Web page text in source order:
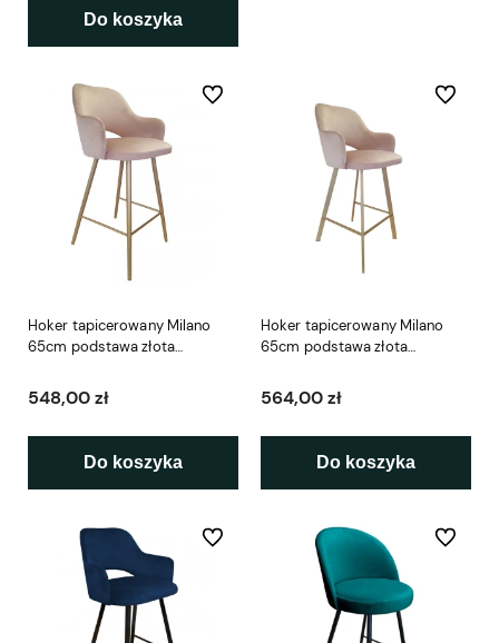
Do koszyka
Hoker tapicerowany Milano
65cm podstawa złota
548,00 zł
Do koszyka
Do ulubionych
Hoker tapicerowany Milano
65cm podstawa złota
564,00 zł
Do koszyka
Do
Do ulubionych Do